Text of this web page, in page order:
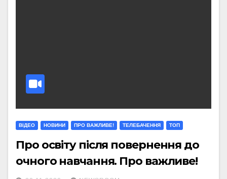
ВІДЕО НОВИНИ ПРО ВАЖЛИВЕ! ТЕЛЕБАЧЕННЯ ТОП
Про освіту після повернення до
очного навчання. Про важливе!